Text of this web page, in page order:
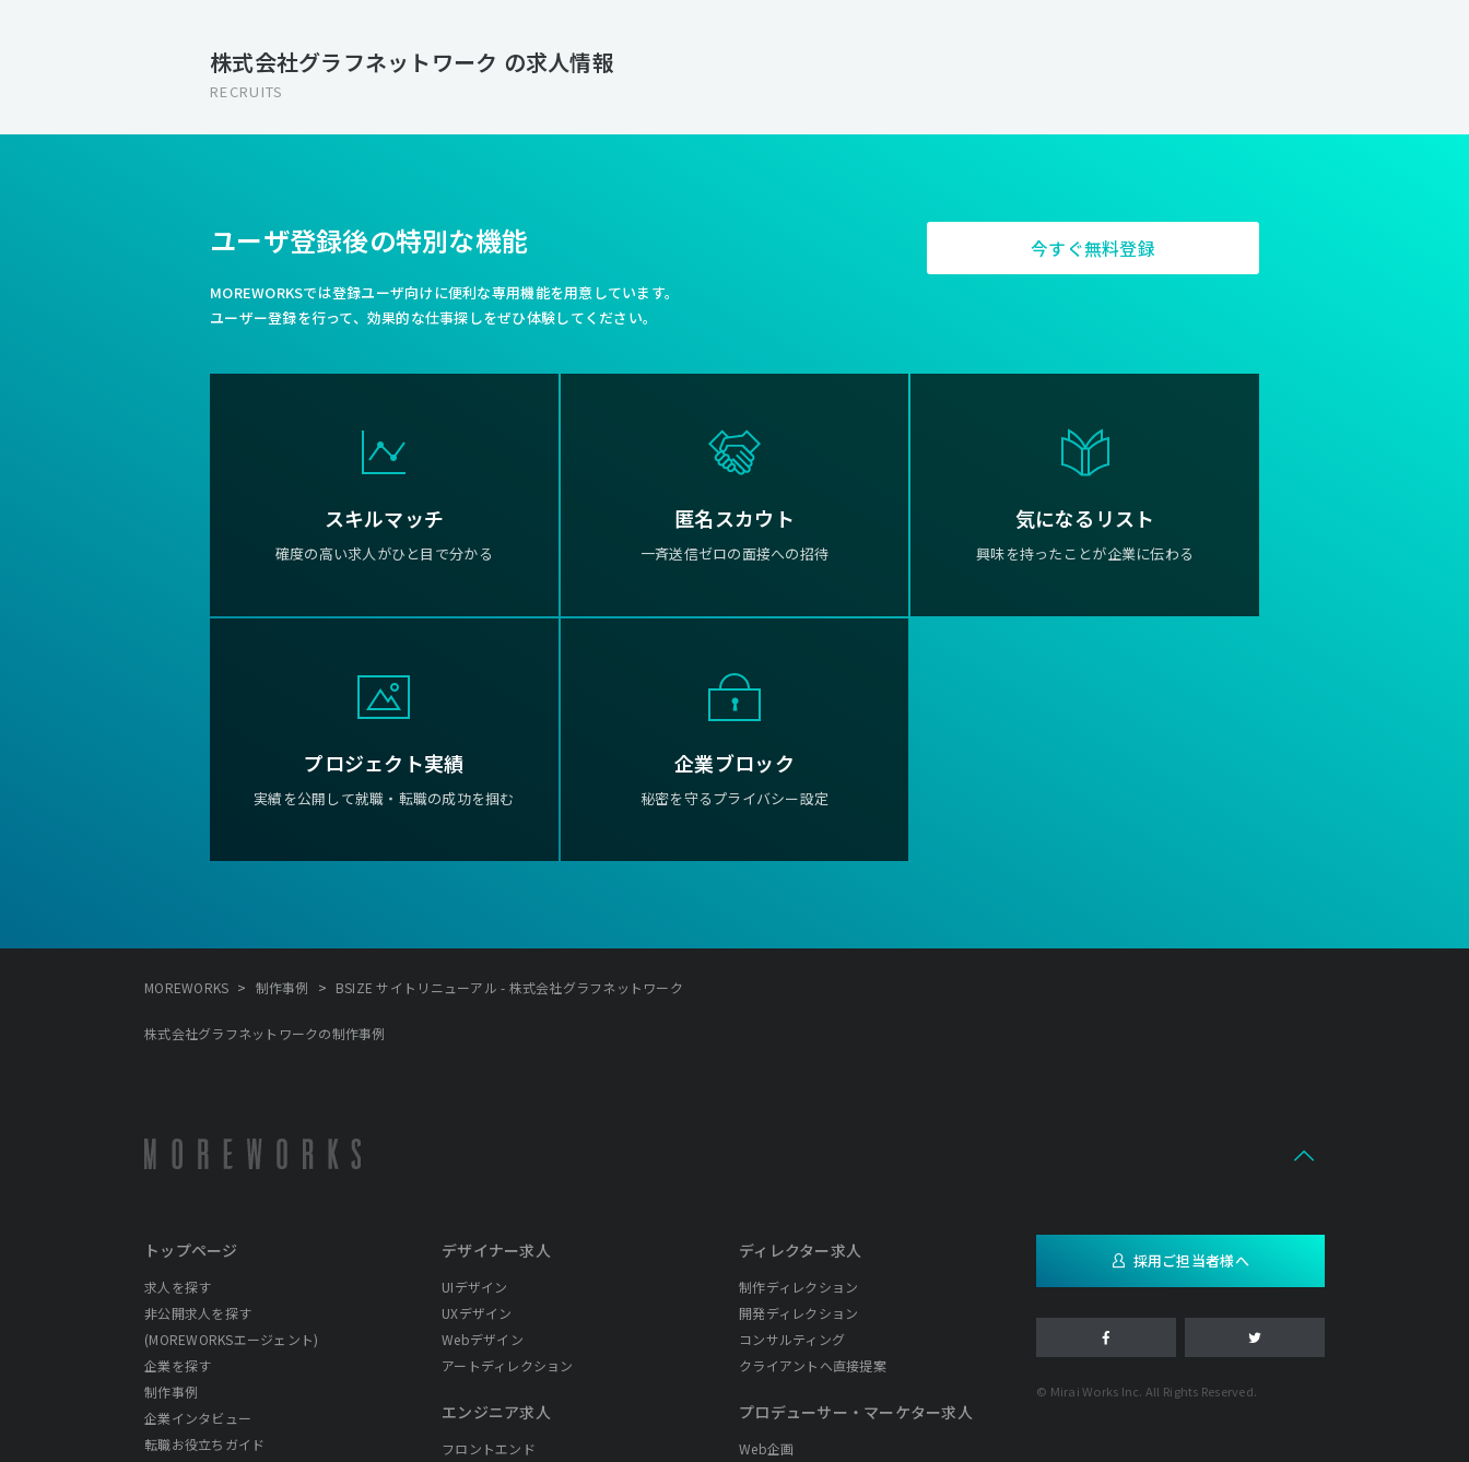
取り組んでいきませんか。
株式会社グラフネットワーク の求人情報
RECRUITS
ユーザ登録後の特別な機能
MOREWORKSでは登録ユーザ向けに便利な専用機能を用意しています。
ユーザー登録を行って、効果的な仕事探しをぜひ体験してください。
今すぐ無料登録
スキルマッチ
確度の高い求人がひと目で分かる
匿名スカウト
一斉送信ゼロの面接への招待
気になるリスト
興味を持ったことが企業に伝わる
プロジェクト実績
実績を公開して就職・転職の成功を掴む
企業ブロック
秘密を守るプライバシー設定
MOREWORKS > 制作事例 > BSIZE サイトリニューアル - 株式会社グラフネットワーク
株式会社グラフネットワークの制作事例
トップページ
求人を探す
非公開求人を探す
(MOREWORKSエージェント)
企業を探す
制作事例
企業インタビュー
転職お役立ちガイド
デザイナー求人
UIデザイン
UXデザイン
Webデザイン
アートディレクション
エンジニア求人
フロントエンド
ディレクター求人
制作ディレクション
開発ディレクション
コンサルティング
クライアントへ直接提案
プロデューサー・ マーケター求人
Web企画
採用ご担当者様へ
© Mirai Works Inc. All Rights Reserved.